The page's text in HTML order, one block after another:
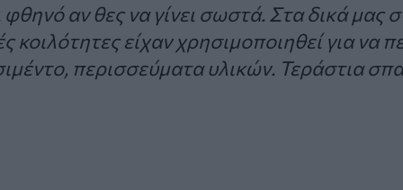
φθηνό αν θες να γίνει σωστά. Στα δικά μας
κοιλότητες είχαν χρησιμοποιηθεί για να
περισσεύματα υλικών. Τεράστια